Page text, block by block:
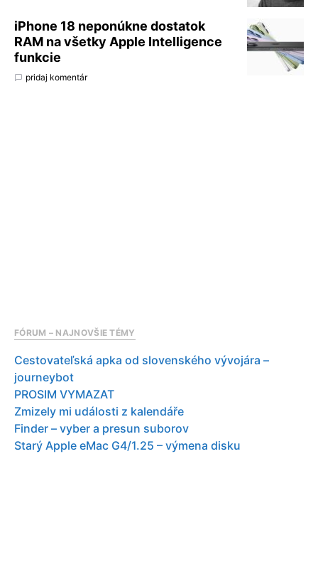
iPhone 18 neponúkne dostatok
RAM na všetky Apple Intelligence
funkcie
pridaj komentár
FÓRUM – NAJNOVŠIE TÉMY
Cestovateľská apka od slovenského vývojára –
journeybot
PROSIM VYMAZAT
Zmizely mi události z kalendáře
Finder – vyber a presun suborov
Starý Apple eMac G4/1.25 – výmena disku